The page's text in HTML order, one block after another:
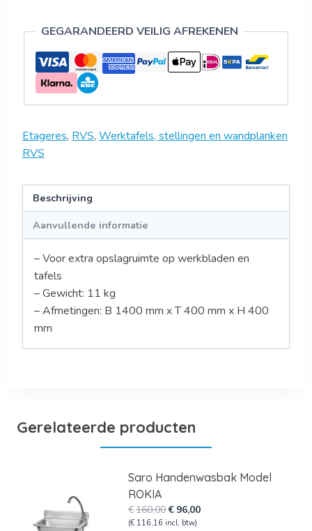
GEGARANDEERD VEILIG AFREKENEN
Etageres, RVS, Werktafels, stellingen en wandplanken
RVS
Beschrijving
Aanvullende informatie
– Voor extra opslagruimte op werkbladen en
tafels
– Gewicht: 11 kg
– Afmetingen: B 1400 mm x T 400 mm x H 400
mm
Gerelateerde producten
Saro Handenwasbak Model
ROKIA
€160,00Oorspronkelijke
prijs
€ 96,00Huidige
(€ 116,16 incl. btw)